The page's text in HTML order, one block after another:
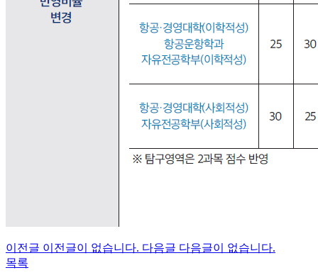
이전글 이전글이 없습니다. 다음글 다음글이 없습니다.
목록